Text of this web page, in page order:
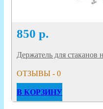
850 р.
Держатель для стаканов
ОТЗЫВЫ - 0
В КОРЗИНУ